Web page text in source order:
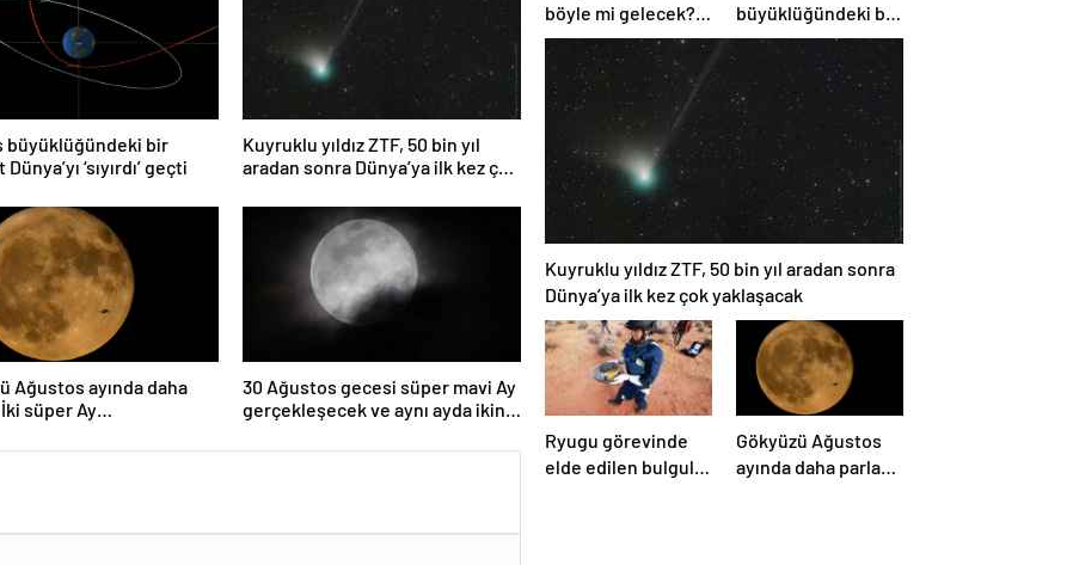
büyüklüğündeki bir
‘sıyırdı’ geçti
Kuyruklu yıldız ZTF, 50 bin yıl
aradan sonra Dünya’ya ilk kez çok
Ağustos ayında daha
süper Ay
30 Ağustos gecesi süper mavi Ay
gerçekleşecek ve aynı ayda ikinci
böyle mi gelecek?
Gök bilimciler ilk
kez sönen yıldızın
gezegeni
yutmasına tanık
oldu
büyüklüğündeki bir
asteroit Dünya’yı
‘sıyırdı’ geçti
Kuyruklu yıldız ZTF, 50 bin yıl aradan sonra
Dünya’ya ilk kez çok yaklaşacak
Ryugu görevinde
elde edilen bulgular
Gökyüzü Ağustos
ayında daha parlak: